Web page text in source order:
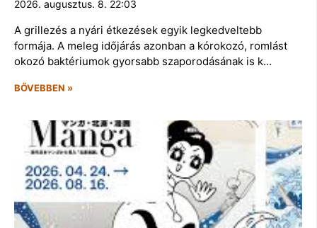
2026. augusztus. 8. 22:03
A grillezés a nyári étkezések egyik legkedveltebb
formája. A meleg időjárás azonban a kórokozó, romlást
okozó baktériumok gyorsabb szaporodásának is k…
BŐVEBBEN »